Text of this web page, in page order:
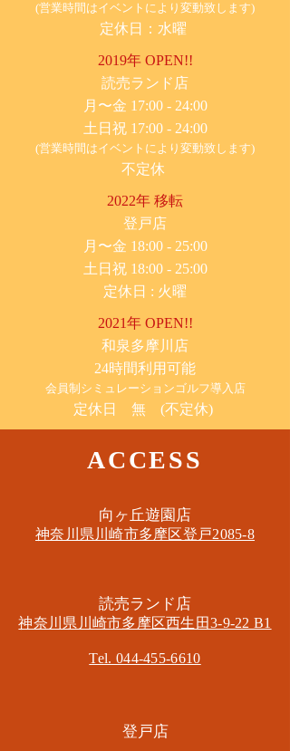
(営業時間はイベントにより変動致します)
定休日：水曜
2019年 OPEN!!
​読売ランド店
月〜金 17:00 - 24:00
土日祝 17:00 - 24:00
(営業時間はイベントにより変動致します)
不定休
2022年 移転
​登戸店
月〜金 18:00 - 25:00
土日祝 18:00 - 25:00
​定休日 : 火曜
2021年 OPEN!!
​和泉多摩川店
24時間利用可能
​会員制シミュレーションゴルフ導入店
定休日 無 (不定休)
ACCESS
​向ヶ丘遊園店
神奈川県川崎市多摩区​登戸2085-8
​読売ランド店
神奈川県川崎市多摩区​西生田3-9-22 B1
Tel. 044-455-6610
​登戸店